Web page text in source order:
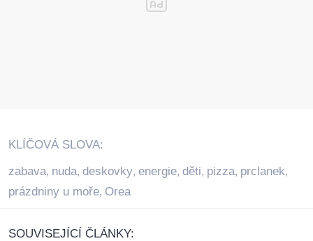
KLÍČOVÁ SLOVA:
zabava, nuda, deskovky, energie, děti, pizza, prclanek,
prázdniny u moře, Orea
SOUVISEJÍCÍ ČLÁNKY: